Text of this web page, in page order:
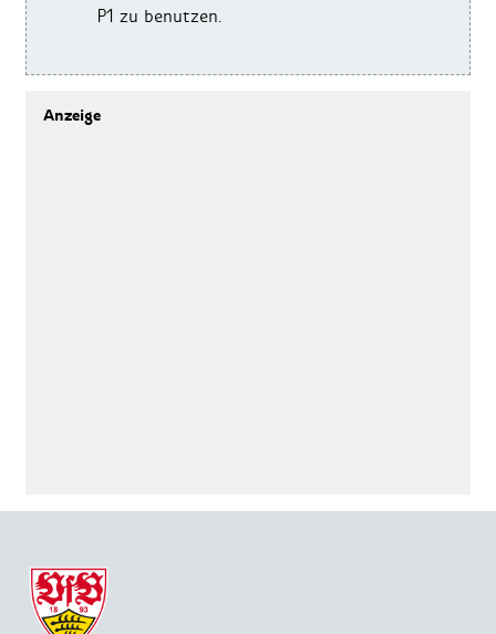
P1 zu benutzen.